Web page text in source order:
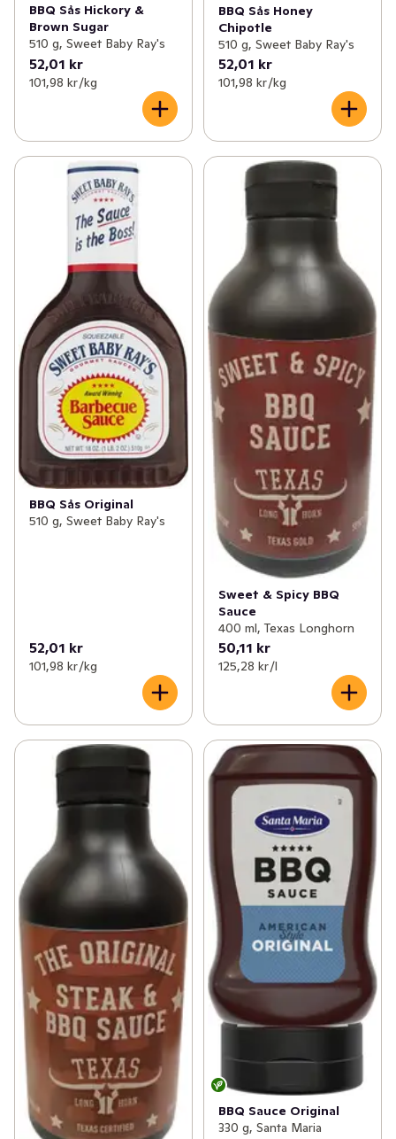
BBQ Sås Hickory &
Brown Sugar
510 g, Sweet Baby Ray's
52,01 kr
101,98 kr /kg
BBQ Sås Honey
Chipotle
510 g, Sweet Baby Ray's
52,01 kr
101,98 kr /kg
BBQ Sås Original
510 g, Sweet Baby Ray's
52,01 kr
101,98 kr /kg
Sweet & Spicy BBQ
Sauce
400 ml, Texas Longhorn
50,11 kr
125,28 kr /l
BBQ Sauce Original
330 g, Santa Maria